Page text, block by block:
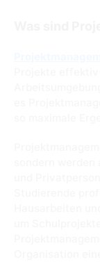
Was sind
Projekte
es
so maximale
sondern
und
Studierende
Hausarbeiten
um
Organisation